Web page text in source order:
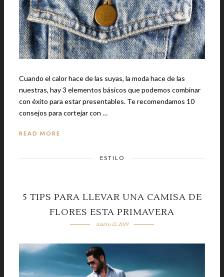
Cuando el calor hace de las suyas, la moda hace de las
nuestras, hay 3 elementos básicos que podemos combinar
con éxito para estar presentables. Te recomendamos 10
consejos para cortejar con …
READ MORE
ESTILO
5 TIPS PARA LLEVAR UNA CAMISA DE
FLORES ESTA PRIMAVERA
marzo 12, 2019